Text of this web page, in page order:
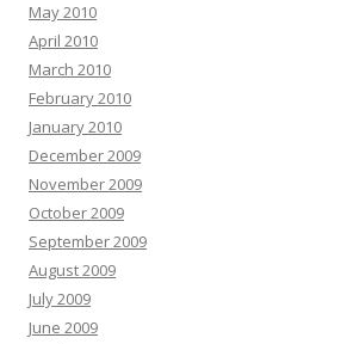
May 2010
April 2010
March 2010
February 2010
January 2010
December 2009
November 2009
October 2009
September 2009
August 2009
July 2009
June 2009